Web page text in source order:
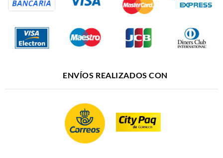
ENVÍOS REALIZADOS CON